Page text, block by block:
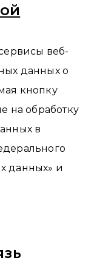
веб-
данных о
кнопку
на обработку
в
данных» и